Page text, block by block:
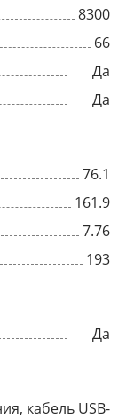
8300
66
Да
Да
76.1
161.9
7.76
193
Да
кабель USB-